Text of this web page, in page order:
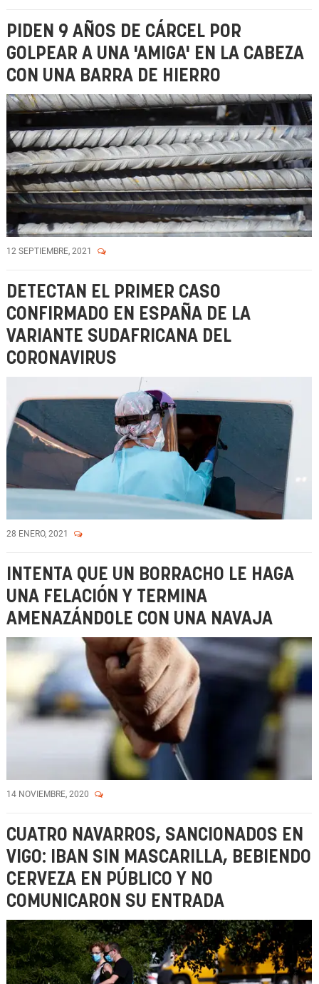
PIDEN 9 AÑOS DE CÁRCEL POR
GOLPEAR A UNA 'AMIGA' EN LA CABEZA
CON UNA BARRA DE HIERRO
12 SEPTIEMBRE, 2021
DETECTAN EL PRIMER CASO
CONFIRMADO EN ESPAÑA DE LA
VARIANTE SUDAFRICANA DEL
CORONAVIRUS
28 ENERO, 2021
INTENTA QUE UN BORRACHO LE HAGA
UNA FELACIÓN Y TERMINA
AMENAZÁNDOLE CON UNA NAVAJA
14 NOVIEMBRE, 2020
CUATRO NAVARROS, SANCIONADOS EN
VIGO: IBAN SIN MASCARILLA, BEBIENDO
CERVEZA EN PÚBLICO Y NO
COMUNICARON SU ENTRADA